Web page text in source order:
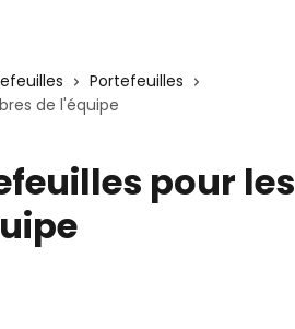
Portefeuilles
de l'équipe
pour les